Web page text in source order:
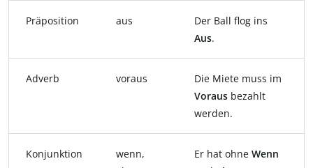
Präposition aus
Der Ball flog ins
Aus.
Adverb voraus
Die Miete muss im
Voraus bezahlt
werden.
Konjunktion
wenn,
Er hat ohne Wenn